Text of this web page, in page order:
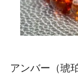
アンバー（琥